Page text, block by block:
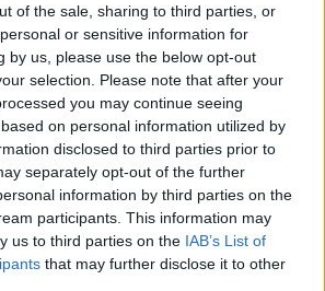
of the sale, sharing to third parties, or
or sensitive information for
by us, please use the below opt-out
selection. Please note that after your
you may continue seeing
on personal information utilized by
disclosed to third parties prior to
separately opt-out of the further
information by third parties on the
participants. This information may
us to third parties on the IAB’s List of
that may further disclose it to other
kereső öt fiatal
kérdezné, vajon kik lehetnek
is többet keresnek,
is, akkor felfedjük a lista